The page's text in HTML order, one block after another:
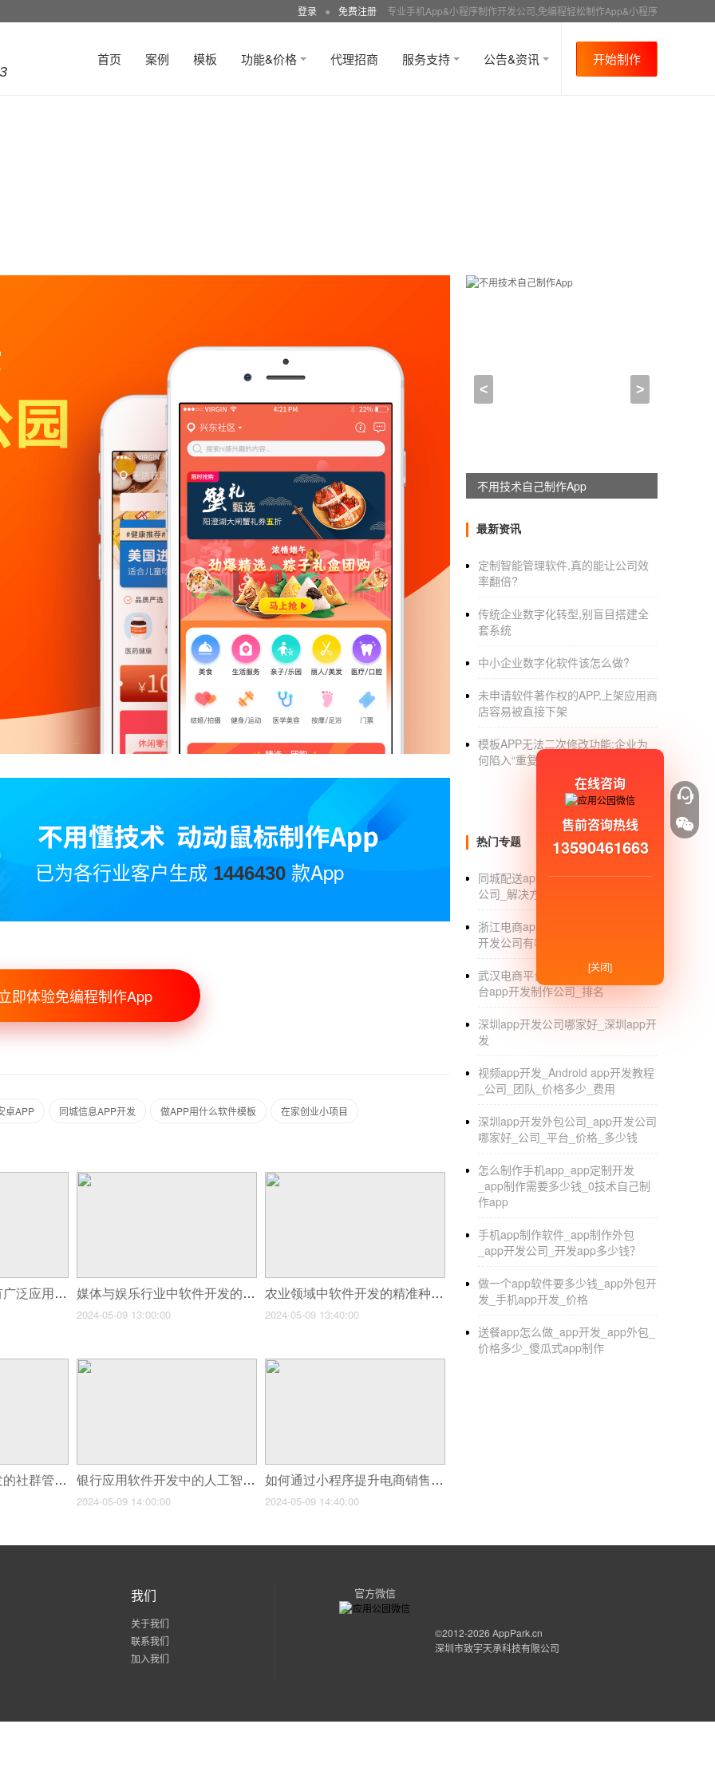
登录 ● 免费注册 专业手机App&小程序制作开发公司,免编程轻松制作App&小程序
首页 案例 模板 功能&价格 代理招商 服务支持 公告&资讯 开始制作
2023-02-03 12:00:00
主要有以下基本要求。
管理系统的特点是人性化：在企业，的生产
工企业的成本，提高人工效率和自动化水平。
专业的客户服务系统可以帮助客户解决客户或
长春软件系统
基础。实际操作中，需要* * *简单* * *简单。
是指在一定范围内广泛应用的智能消防管理
求。通过必要的功能和配置，各种智能消防
中国有两个品牌，都属于软件公司，它的一
Lee conducts，从英文到意大利都用，但是
长春软件系统
00-1010长春软件公司
那么需要多久才能知道呢？现在，让我们先
们常见的四轮自行车来说，自行车本身就可
用户可以提前用电脑操作软件。
三.专业定制软件定制软件的基本要求：软件设
键。你可以用软件去定制很多东西，比如软
该首先了解软件设计的基本要求。开发：总
如档案管理的目录原则、检察机关检查及其
公务员档案管理机构和行政编制是公务员政
Mrfid是主流的通信设备之一。它还将迅速扩
生的产品做了部分介绍，以便对以后的发展有
它是企业成长中不可或缺的聚宝盆自身优势
长春软件公司
已为各行业客户生成 1446430 款App
即体验免编程制作App
卓APP 同城信息APP开发 做APP用什么软件模板 在家创业小项目
小程序在哪些行业有广泛应用需求？ 媒体与娱乐行业中软件开发的内容分发
2024-05-09 13:00:00
农业领域中软件开发的精准种植与农业物联网应用
2024-05-09 13:40:00
社交网络中软件开发的社群管理与数据挖掘技术应用？ 银行应用软件开发中的人工智能技术应用
2024-05-09 14:00:00
如何通过小程序提升电商销售业绩？
2024-05-09 14:40:00
< >
不用技术自己制作App
最新资讯
定制智能管理软件,真的能让公司效
率翻倍?
传统企业数字化转型,别盲目搭建全
套系统
中小企业数字化软件该怎么做?
未申请软件著作权的APP,上架应用商
店容易被直接下架
模板APP无法二次修改功能:企业为
何陷入“重复开发”困局?
热门专题
同城配送app开发_同城配送app开发
公司_解决方案_排行
浙江电商app开发公司_浙江电商app
开发公司有哪些_哪家好
武汉电商平台app开发_武汉电商平
台app开发制作公司_排名
深圳app开发公司哪家好_深圳app开
发
视频app开发_Android app开发教程
_公司_团队_价格多少_费用
深圳app开发外包公司_app开发公司
哪家好_公司_平台_价格_多少钱
怎么制作手机app_app定制开发
_app制作需要多少钱_0技术自己制
作app
手机app制作软件_app制作外包
_app开发公司_开发app多少钱？
做一个app软件要多少钱_app外包开
发_手机app开发_价格
送餐app怎么做_app开发_app外包_
价格多少_傻瓜式app制作
我们
关于我们
联系我们
加入我们
官方微信
©2012-2026 AppPark.cn
深圳市致宇天承科技有限公司
在线咨询
售前咨询热线
13590461663
[关闭]